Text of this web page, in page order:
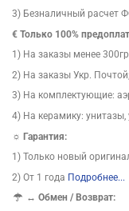
3) Безналичный расчет
€ Только 100%
1) На заказы менее
2) На заказы Укр. Почтой;
3) На комплектующие:
4) На керамику:
☼ Гарантия:
1) Только новый
2) От 1 года Подробнее...
↔Обмен / Возврат: